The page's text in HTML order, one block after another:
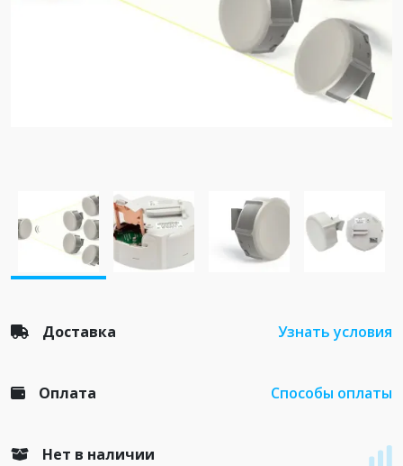
Доставка Узнать условия
Оплата Способы оплаты
Нет в наличии